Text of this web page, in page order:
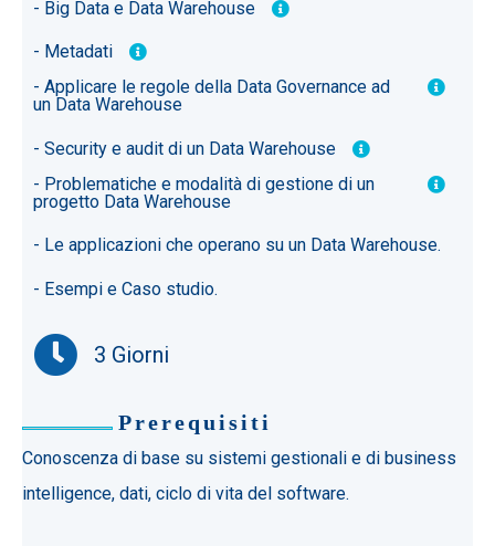
- Big Data e Data Warehouse
- Metadati
- Applicare le regole della Data Governance ad
un Data Warehouse
- Security e audit di un Data Warehouse
- Problematiche e modalità di gestione di un
progetto Data Warehouse
- Le applicazioni che operano su un Data Warehouse.
- Esempi e Caso studio.
3 Giorni
Prerequisiti
Conoscenza di base su sistemi gestionali e di business
intelligence, dati, ciclo di vita del software.